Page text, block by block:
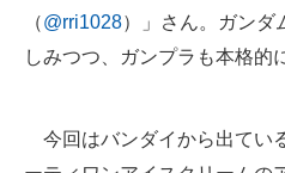
製造業のIT導入・活用を支援
モノづくり技術者専門サイト
電子設計の基本と応用
（@rri1028）」さん。ガンダ
しみつつ、ガンプラも本格的
今回はバンダイから出てい